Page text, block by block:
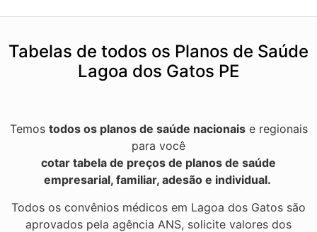
Tabelas de todos os Planos de Saúde
Lagoa dos Gatos PE
Temos todos os planos de saúde nacionaise regionais
para você
cotar tabela de preços de planos de saúde
empresarial, familiar, adesão e individual.
Todos os convênios médicos em Lagoa dos Gatos são
aprovados pela agência ANS, solicite valores dos